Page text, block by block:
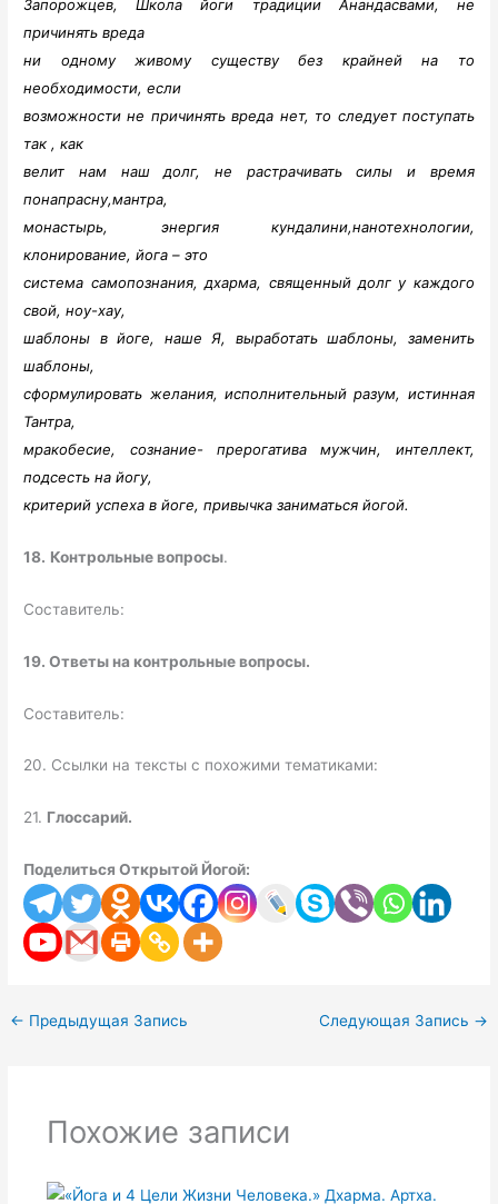
Запорожцев, Школа йоги традиции Анандасвами, не
причинять вреда
ни одному живому существу без крайней на то
необходимости, если
возможности не причинять вреда нет, то следует поступать
так , как
велит нам наш долг, не растрачивать силы и время
понапрасну,мантра,
монастырь, энергия кундалини,нанотехнологии,
клонирование, йога – это
система самопознания, дхарма, священный долг у каждого
свой, ноу-хау,
шаблоны в йоге, наше Я, выработать шаблоны, заменить
шаблоны,
сформулировать желания, исполнительный разум, истинная
Тантра,
мракобесие, сознание- прерогатива мужчин, интеллект,
подсесть на йогу,
критерий успеха в йоге, привычка заниматься йогой.
18. Контрольные вопросы.
Составитель:
19.Ответы на контрольные вопросы.
Составитель:
20. Ссылки на тексты с похожими тематиками:
21. Глоссарий.
Поделиться Открытой Йогой:
← Предыдущая Запись Следующая Запись →
Похожие записи